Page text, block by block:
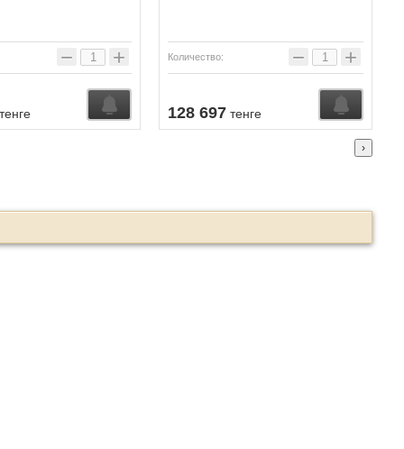
− + Количество: − +
128 697 тенге
Узнать о поступлении Узнать
›